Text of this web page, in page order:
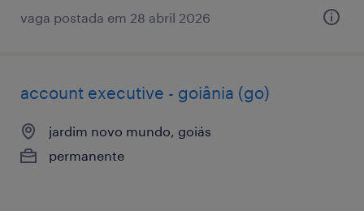
vaga postada em 28 abril 2026
account executive - goiânia (go)
jardim novo mundo, goiás
permanente